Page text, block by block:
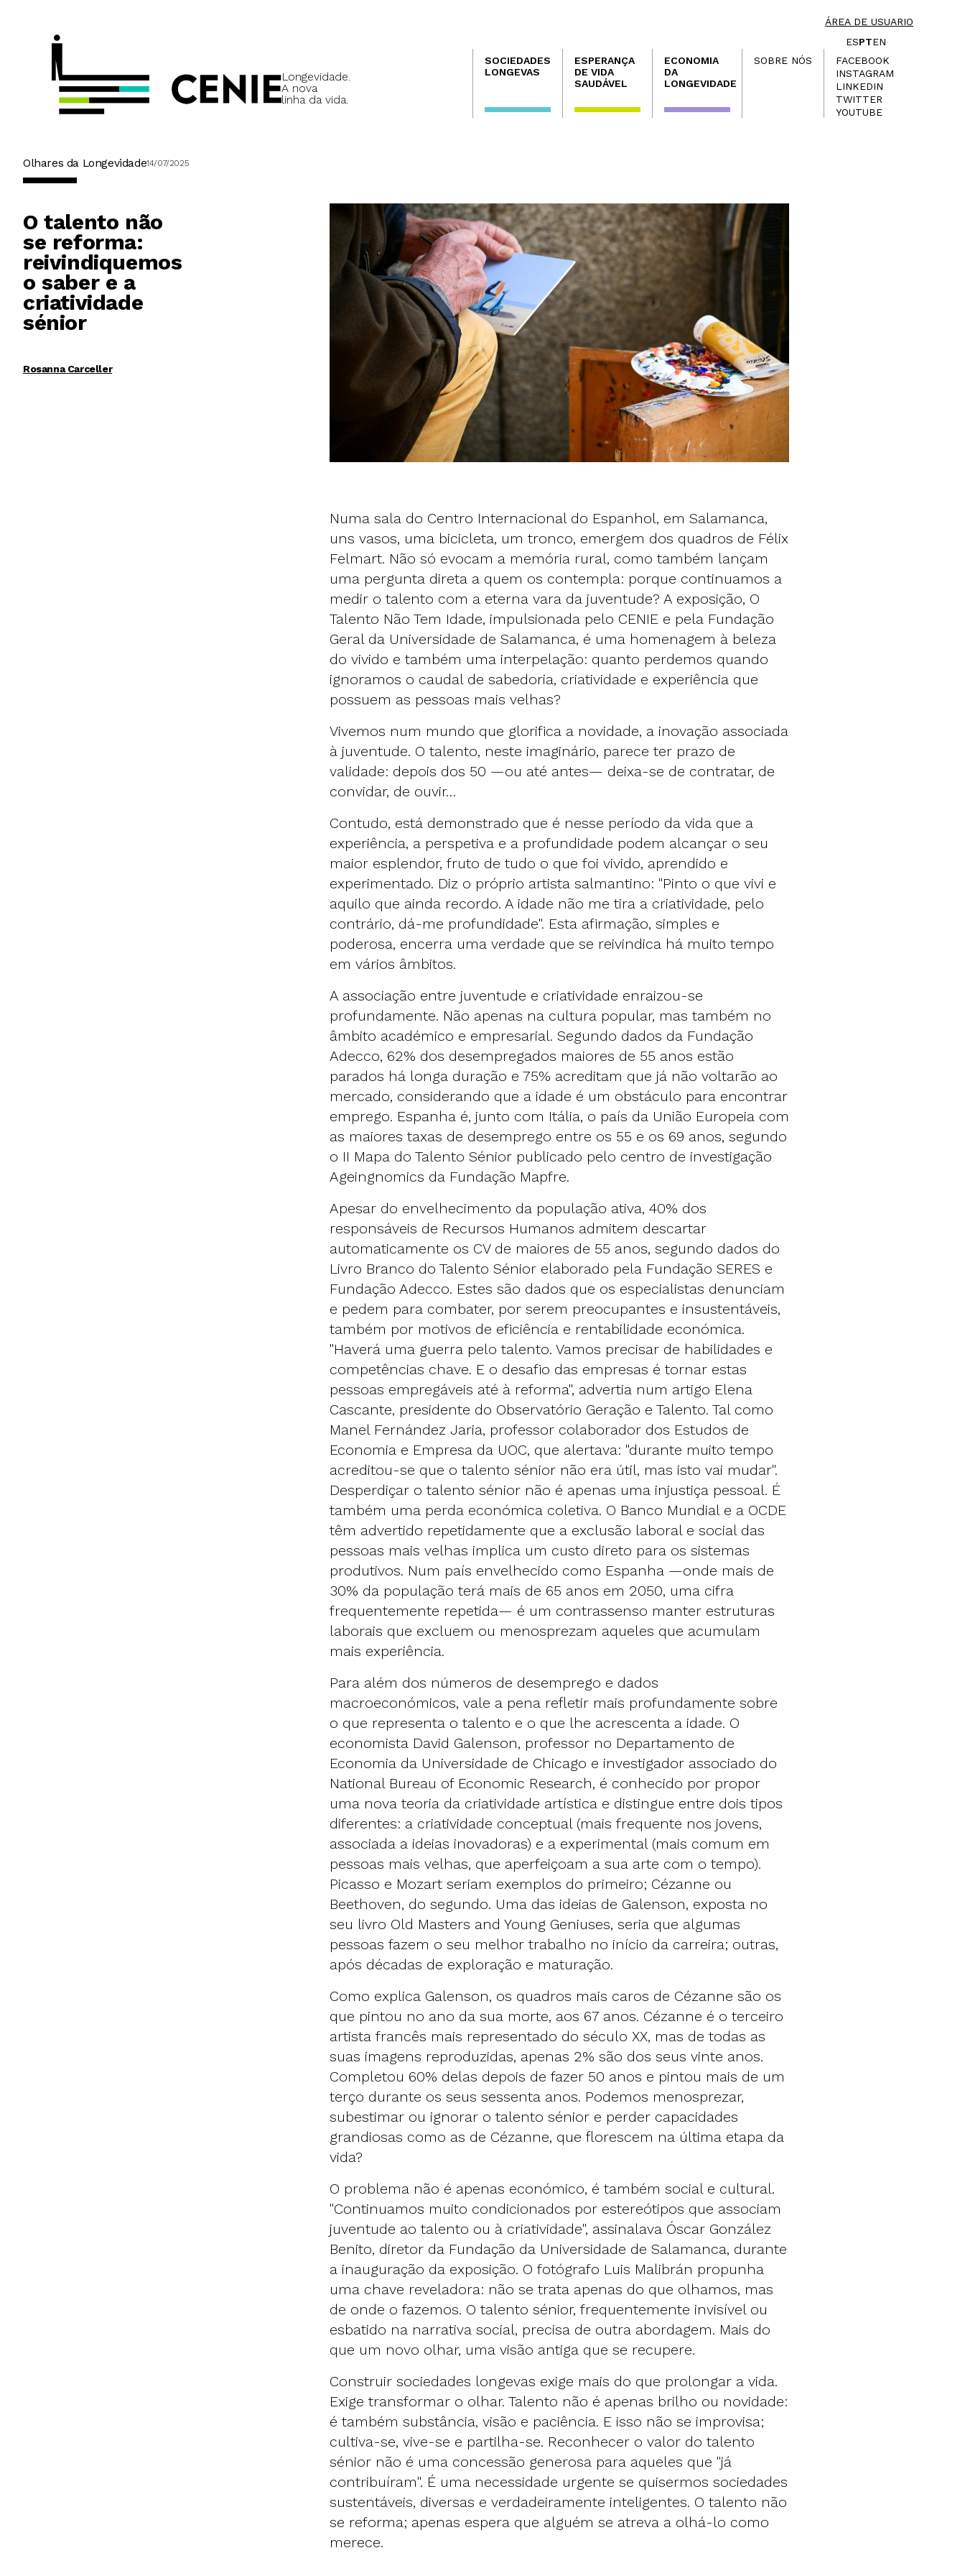
ÁREA DE USUARIO
Longevidade.
A nova
linha da vida.
ESPTEN
Navegación
principal
SOCIEDADES
LONGEVAS
ESPERANÇA
DE VIDA
SAUDÁVEL
ECONOMIA
DA
LONGEVIDADE
SOBRE NÓS
FACEBOOK
INSTAGRAM
LINKEDIN
TWITTER
YOUTUBE
Olhares da Longevidade14/07/2025
O talento não
se reforma:
reivindiquemos
o saber e a
criatividade
sénior
Rosanna Carceller
Numa sala do Centro Internacional do Espanhol, em Salamanca,
uns vasos, uma bicicleta, um tronco, emergem dos quadros de Félix
Felmart. Não só evocam a memória rural, como também lançam
uma pergunta direta a quem os contempla: porque continuamos a
medir o talento com a eterna vara da juventude? A exposição, O
Talento Não Tem Idade, impulsionada pelo CENIE e pela Fundação
Geral da Universidade de Salamanca, é uma homenagem à beleza
do vivido e também uma interpelação: quanto perdemos quando
ignoramos o caudal de sabedoria, criatividade e experiência que
possuem as pessoas mais velhas?
Vivemos num mundo que glorifica a novidade, a inovação associada
à juventude. O talento, neste imaginário, parece ter prazo de
validade: depois dos 50 —ou até antes— deixa-se de contratar, de
convidar, de ouvir…
Contudo, está demonstrado que é nesse período da vida que a
experiência, a perspetiva e a profundidade podem alcançar o seu
maior esplendor, fruto de tudo o que foi vivido, aprendido e
experimentado. Diz o próprio artista salmantino: "Pinto o que vivi e
aquilo que ainda recordo. A idade não me tira a criatividade, pelo
contrário, dá-me profundidade". Esta afirmação, simples e
poderosa, encerra uma verdade que se reivindica há muito tempo
em vários âmbitos.
A associação entre juventude e criatividade enraizou-se
profundamente. Não apenas na cultura popular, mas também no
âmbito académico e empresarial. Segundo dados da Fundação
Adecco, 62% dos desempregados maiores de 55 anos estão
parados há longa duração e 75% acreditam que já não voltarão ao
mercado, considerando que a idade é um obstáculo para encontrar
emprego. Espanha é, junto com Itália, o país da União Europeia com
as maiores taxas de desemprego entre os 55 e os 69 anos, segundo
o II Mapa do Talento Séniorpublicado pelo centro de investigação
Ageingnomics da Fundação Mapfre.
Apesar do envelhecimento da população ativa, 40% dos
responsáveis de Recursos Humanos admitem descartar
automaticamente os CV de maiores de 55 anos, segundo dados do
Livro Branco do Talento Séniorelaborado pela Fundação SERES e
Fundação Adecco. Estes são dados que os especialistas denunciam
e pedem para combater, por serem preocupantes e insustentáveis,
também por motivos de eficiência e rentabilidade económica.
"Haverá uma guerra pelo talento. Vamos precisar de habilidades e
competências chave. E o desafio das empresas é tornar estas
pessoas empregáveis até à reforma", advertia num artigo Elena
Cascante, presidente do Observatório Geração e Talento. Tal como
Manel Fernández Jaria, professor colaborador dos Estudos de
Economia e Empresa da UOC, que alertava: "durante muito tempo
acreditou-se que o talento sénior não era útil, mas isto vai mudar".
Desperdiçar o talento sénior não é apenas uma injustiça pessoal. É
também uma perda económica coletiva. O Banco Mundial e a OCDE
têm advertido repetidamente que a exclusão laboral e social das
pessoas mais velhas implica um custo direto para os sistemas
produtivos. Num país envelhecido como Espanha —onde mais de
30% da população terá mais de 65 anos em 2050, uma cifra
frequentemente repetida— é um contrassenso manter estruturas
laborais que excluem ou menosprezam aqueles que acumulam
mais experiência.
Para além dos números de desemprego e dados
macroeconómicos, vale a pena refletir mais profundamente sobre
o que representa o talento e o que lhe acrescenta a idade. O
economista David Galenson, professor no Departamento de
Economia da Universidade de Chicago e investigador associado do
National Bureau of Economic Research, é conhecido por propor
uma nova teoria da criatividade artística e distingue entre dois tipos
diferentes: a criatividade conceptual (mais frequente nos jovens,
associada a ideias inovadoras) e a experimental (mais comum em
pessoas mais velhas, que aperfeiçoam a sua arte com o tempo).
Picasso e Mozart seriam exemplos do primeiro; Cézanne ou
Beethoven, do segundo. Uma das ideias de Galenson, exposta no
seu livro Old Masters and Young Geniuses, seria que algumas
pessoas fazem o seu melhor trabalho no início da carreira; outras,
após décadas de exploração e maturação.
Como explica Galenson, os quadros mais caros de Cézanne são os
que pintou no ano da sua morte, aos 67 anos. Cézanne é o terceiro
artista francês mais representado do século XX, mas de todas as
suas imagens reproduzidas, apenas 2% são dos seus vinte anos.
Completou 60% delas depois de fazer 50 anos e pintou mais de um
terço durante os seus sessenta anos. Podemos menosprezar,
subestimar ou ignorar o talento sénior e perder capacidades
grandiosas como as de Cézanne, que florescem na última etapa da
vida?
O problema não é apenas económico, é também social e cultural.
"Continuamos muito condicionados por estereótipos que associam
juventude ao talento ou à criatividade", assinalava Óscar González
Benito, diretor da Fundação da Universidade de Salamanca, durante
a inauguração da exposição. O fotógrafo Luis Malibrán propunha
uma chave reveladora: não se trata apenas do que olhamos, mas
de onde o fazemos. O talento sénior, frequentemente invisível ou
esbatido na narrativa social, precisa de outra abordagem. Mais do
que um novo olhar, uma visão antiga que se recupere.
Construir sociedades longevas exige mais do que prolongar a vida.
Exige transformar o olhar. Talento não é apenas brilho ou novidade:
é também substância, visão e paciência. E isso não se improvisa;
cultiva-se, vive-se e partilha-se. Reconhecer o valor do talento
sénior não é uma concessão generosa para aqueles que "já
contribuíram". É uma necessidade urgente se quisermos sociedades
sustentáveis, diversas e verdadeiramente inteligentes. O talento não
se reforma; apenas espera que alguém se atreva a olhá-lo como
merece.